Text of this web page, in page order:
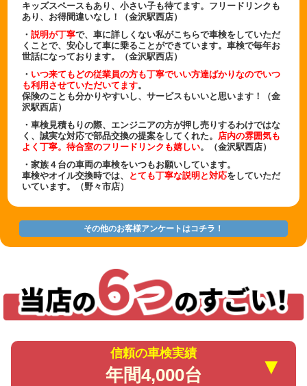
キッズスペースもあり、小さい子も待てます。フリードリンクも
あり、お得間違いなし！（金沢駅西店）
・説明が丁寧で、車に詳しくない私がこちらで車検をしていただ
くことで、安心して車に乗ることができています。車検で毎年お
世話になっております。（金沢駅西店）
・ いつ来てもどの従業員の方も丁寧でいい方達ばかりなのでいつ
も利用させていただいてます。
保険のことも分かりやすいし、サービスもいいと思います！（金
沢駅西店）
・車検見積もりの際、エンジニアの方が押し売りするわけではな
く、誠実な対応で部品交換の提案をしてくれた。
店内の雰囲気も
よく丁寧。待合室のフリードリンクも嬉しい。（金沢駅西店）
・家族４台の車両の車検をいつもお願いしています。
車検やオイル交換時では、
とても丁寧な説明と対応をしていただ
いています。（野々市店）
その他のお客様アンケートはコチラ！
▼
信頼の車検実績
年間4,000台